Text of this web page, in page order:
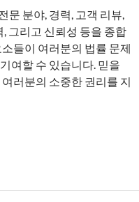
문 분야, 경력, 고객 리뷰,
그리고 신뢰성 등을 종합
들이 여러분의 법률 문제
여할 수 있습니다. 믿을
러분의 소중한 권리를 지